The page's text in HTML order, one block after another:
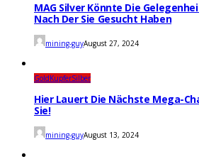
MAG Silver Könnte Die
Nach Der Sie Gesucht Haben
mining-guyAugust 27, 2024
GoldKupferSilber
Hier Lauert Die Nächste Mega-
Sie!
mining-guyAugust 13, 2024